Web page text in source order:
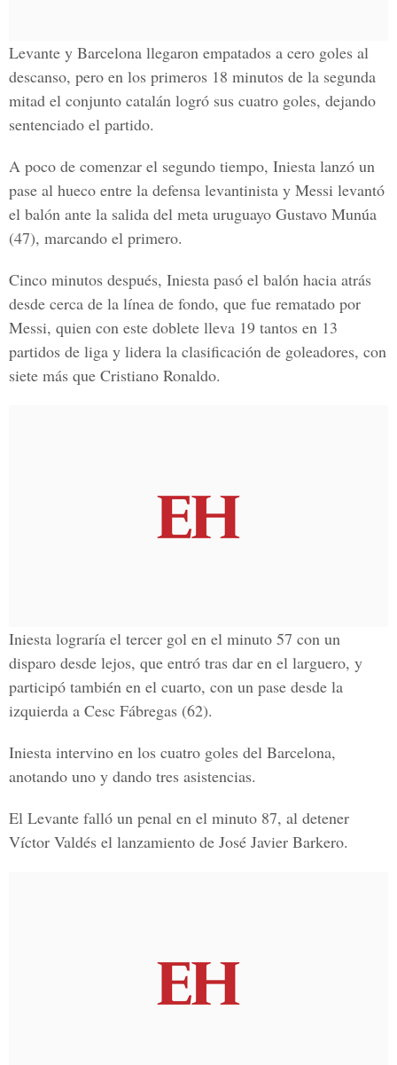
Levante y Barcelona llegaron empatados a cero goles al
descanso, pero en los primeros 18 minutos de la segunda
mitad el conjunto catalán logró sus cuatro goles, dejando
sentenciado el partido.
A poco de comenzar el segundo tiempo, Iniesta lanzó un
pase al hueco entre la defensa levantinista y Messi levantó
el balón ante la salida del meta uruguayo Gustavo Munúa
(47), marcando el primero.
Cinco minutos después, Iniesta pasó el balón hacia atrás
desde cerca de la línea de fondo, que fue rematado por
Messi, quien con este doblete lleva 19 tantos en 13
partidos de liga y lidera la clasificación de goleadores, con
siete más que Cristiano Ronaldo.
Iniesta lograría el tercer gol en el minuto 57 con un
disparo desde lejos, que entró tras dar en el larguero, y
participó también en el cuarto, con un pase desde la
izquierda a Cesc Fábregas (62).
Iniesta intervino en los cuatro goles del Barcelona,
anotando uno y dando tres asistencias.
El Levante falló un penal en el minuto 87, al detener
Víctor Valdés el lanzamiento de José Javier Barkero.